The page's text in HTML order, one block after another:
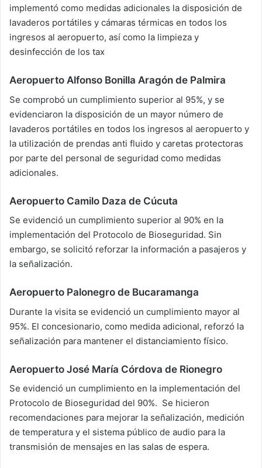
implementó como medidas adicionales la disposición de
lavaderos portátiles y cámaras térmicas en todos los
ingresos al aeropuerto, así como la limpieza y
desinfección de los tax
Aeropuerto Alfonso Bonilla Aragón de Palmira
Se comprobó un cumplimiento superior al 95%, y se
evidenciaron la disposición de un mayor número de
lavaderos portátiles en todos los ingresos al aeropuerto y
la utilización de prendas anti fluido y caretas protectoras
por parte del personal de seguridad como medidas
adicionales.
Aeropuerto Camilo Daza de Cúcuta
Se evidenció un cumplimiento superior al 90% en la
implementación del Protocolo de Bioseguridad. Sin
embargo, se solicitó reforzar la información a pasajeros y
la señalización.
Aeropuerto Palonegro de Bucaramanga
Durante la visita se evidenció un cumplimiento mayor al
95%. El concesionario, como medida adicional, reforzó la
señalización para mantener el distanciamiento físico.
Aeropuerto José María Córdova de Rionegro
Se evidenció un cumplimiento en la implementación del
Protocolo de Bioseguridad del 90%. Se hicieron
recomendaciones para mejorar la señalización, medición
de temperatura y el sistema público de audio para la
transmisión de mensajes en las salas de espera.